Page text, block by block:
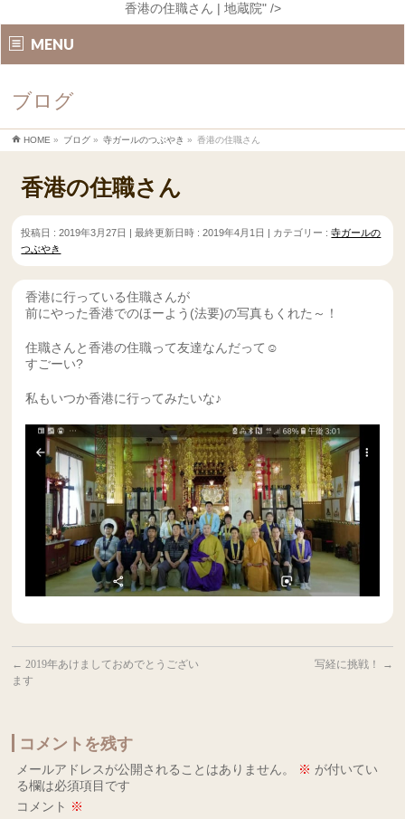
香港の住職さん | 地蔵院" />
MENU
ブログ
HOME » ブログ » 寺ガールのつぶやき » 香港の住職さん
香港の住職さん
投稿日 : 2019年3月27日 最終更新日時 : 2019年4月1日 カテゴリー :寺ガールの
つぶやき
香港に行っている住職さんが
前にやった香港でのほーよう(法要)の写真もくれた～！
住職さんと香港の住職って友達なんだって☺️
すごーい?
私もいつか香港に行ってみたいな♪
← 2019年あけましておめでとうござい
ます
写経に挑戦！ →
コメントを残す
メールアドレスが公開されることはありません。 ※ が付いてい
る欄は必須項目です
コメント ※